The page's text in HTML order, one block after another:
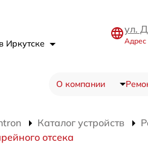
в Иркутске
ул.
Адрес
О компании
Каталог устройств
отсека